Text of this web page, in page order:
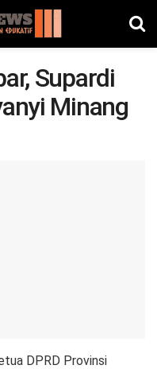
Supardi
Minang
DPRD Provinsi